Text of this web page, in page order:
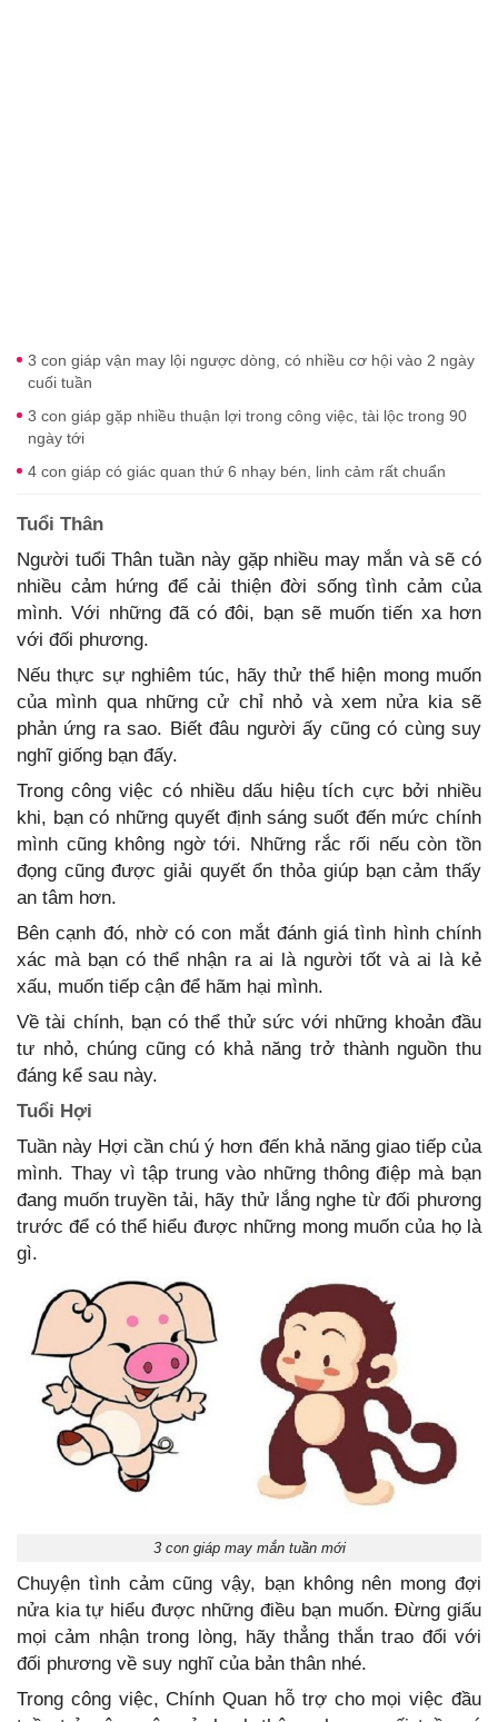
3 con giáp vận may lội ngược dòng, có nhiều cơ hội vào 2 ngày
cuối tuần
3 con giáp gặp nhiều thuận lợi trong công việc, tài lộc trong 90
ngày tới
4 con giáp có giác quan thứ 6 nhạy bén, linh cảm rất chuẩn
Tuổi Thân
Người tuổi Thân tuần này gặp nhiều may mắn và sẽ có
nhiều cảm hứng để cải thiện đời sống tình cảm của
mình. Với những đã có đôi, bạn sẽ muốn tiến xa hơn
với đối phương.
Nếu thực sự nghiêm túc, hãy thử thể hiện mong muốn
của mình qua những cử chỉ nhỏ và xem nửa kia sẽ
phản ứng ra sao. Biết đâu người ấy cũng có cùng suy
nghĩ giống bạn đấy.
Trong công việc có nhiều dấu hiệu tích cực bởi nhiều
khi, bạn có những quyết định sáng suốt đến mức chính
mình cũng không ngờ tới. Những rắc rối nếu còn tồn
đọng cũng được giải quyết ổn thỏa giúp bạn cảm thấy
an tâm hơn.
Bên cạnh đó, nhờ có con mắt đánh giá tình hình chính
xác mà bạn có thể nhận ra ai là người tốt và ai là kẻ
xấu, muốn tiếp cận để hãm hại mình.
Về tài chính, bạn có thể thử sức với những khoản đầu
tư nhỏ, chúng cũng có khả năng trở thành nguồn thu
đáng kể sau này.
Tuổi Hợi
Tuần này Hợi cần chú ý hơn đến khả năng giao tiếp của
mình. Thay vì tập trung vào những thông điệp mà bạn
đang muốn truyền tải, hãy thử lắng nghe từ đối phương
trước để có thể hiểu được những mong muốn của họ là
gì.
3 con giáp may mắn tuần mới
Chuyện tình cảm cũng vậy, bạn không nên mong đợi
nửa kia tự hiểu được những điều bạn muốn. Đừng giấu
mọi cảm nhận trong lòng, hãy thẳng thắn trao đổi với
đối phương về suy nghĩ của bản thân nhé.
Trong công việc, Chính Quan hỗ trợ cho mọi việc đầu